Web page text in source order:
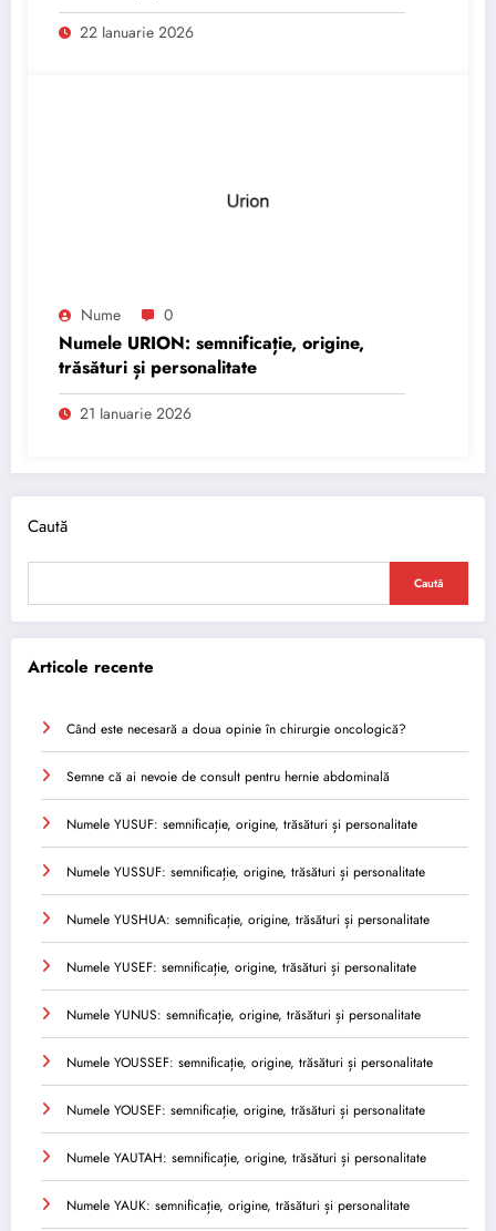
22 Ianuarie 2026
Nume 0
Numele URION: semnificație, origine,
trăsături și personalitate
21 Ianuarie 2026
Caută
Caută
Articole recente
Când este necesară a doua opinie în chirurgie oncologică?
Semne că ai nevoie de consult pentru hernie abdominală
Numele YUSUF: semnificație, origine, trăsături și personalitate
Numele YUSSUF: semnificație, origine, trăsături și personalitate
Numele YUSHUA: semnificație, origine, trăsături și personalitate
Numele YUSEF: semnificație, origine, trăsături și personalitate
Numele YUNUS: semnificație, origine, trăsături și personalitate
Numele YOUSSEF: semnificație, origine, trăsături și personalitate
Numele YOUSEF: semnificație, origine, trăsături și personalitate
Numele YAUTAH: semnificație, origine, trăsături și personalitate
Numele YAUK: semnificație, origine, trăsături și personalitate